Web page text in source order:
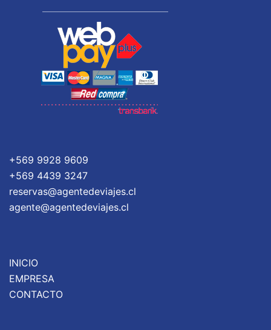
+569 9928 9609
+569 4439 3247
reservas@agentedeviajes.cl
agente@agentedeviajes.cl
INICIO
EMPRESA
CONTACTO